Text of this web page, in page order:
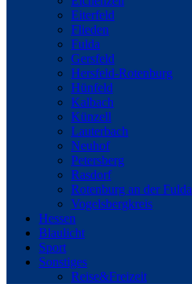
Eiterfeld
Flieden
Fulda
Gersfeld
Hersfeld-Rotenburg
Hünfeld
Kalbach
Künzell
Lauterbach
Neuhof
Petersberg
Rasdorf
Rotenburg an der Fulda
Vogelsbergkreis
Hessen
Blaulicht
Sport
Sonstiges
Reise&Freizeit